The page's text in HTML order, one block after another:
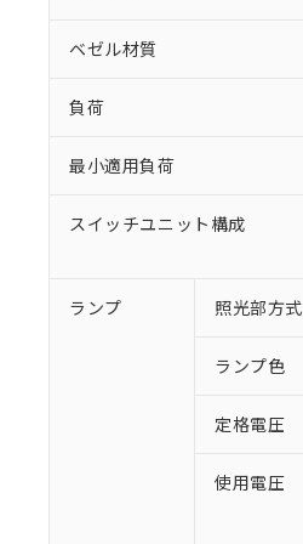
ベゼル材質
負荷
最小適用負荷
スイッチユニット構成
ランプ 照光部方式
ランプ色
定格電圧
使用電圧